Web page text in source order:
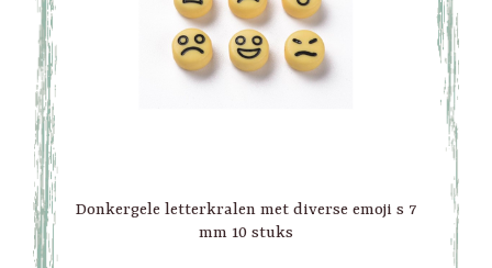
Donkergele letterkralen met diverse emoji s 7
mm 10 stuks